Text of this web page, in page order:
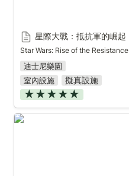
星際大戰：抵抗軍的崛起
Star Wars: Rise of the Resistance
迪士尼樂園
室內設施
擬真設施
★★★★★
白雪公主的魔法願望